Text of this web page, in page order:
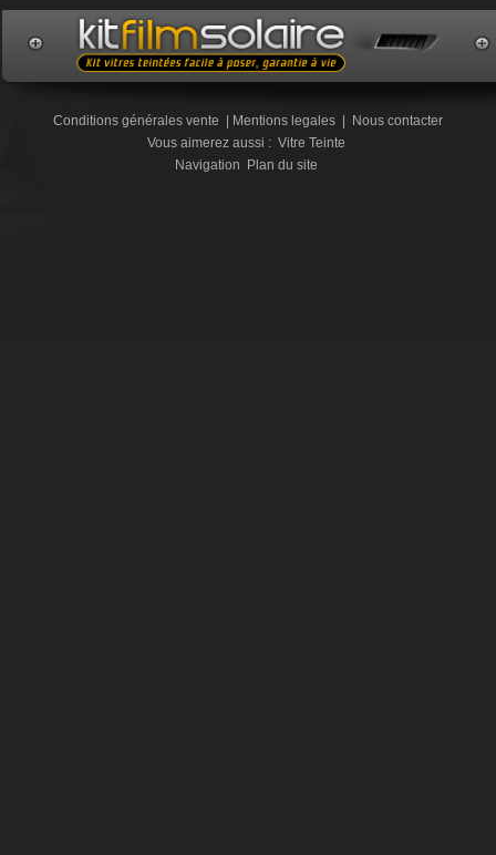
Conditions générales vente | Mentions legales | Nous contacter
Vous aimerez aussi : Vitre Teinte
Navigation Plan du site